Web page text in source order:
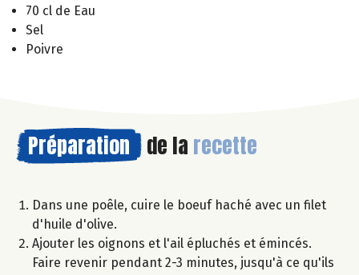
70 cl de Eau
Sel
Poivre
Préparation de la recette
Dans une poêle, cuire le boeuf haché avec un filet
d'huile d'olive.
Ajouter les oignons et l'ail épluchés et émincés.
Faire revenir pendant 2-3 minutes, jusqu'à ce qu'ils